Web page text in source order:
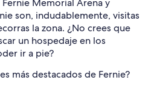
Memorial Arena y
son, indudablemente, visitas
la zona. ¿No crees que
un hospedaje en los
ir a pie?
más destacados de Fernie?